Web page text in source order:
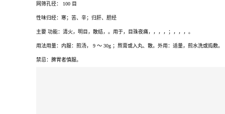
网筛孔径： 100 目
性味归经：寒；苦、辛；归肝、胆经
主要 功能：清火，明目，散结，。用于，目珠夜痛，，，，；，，，。
用法用量：内服：煎汤， 9 ～ 30g ；熬膏或入丸、散。外用：适量，煎水洗或捣敷。
禁忌：脾胃者慎服。